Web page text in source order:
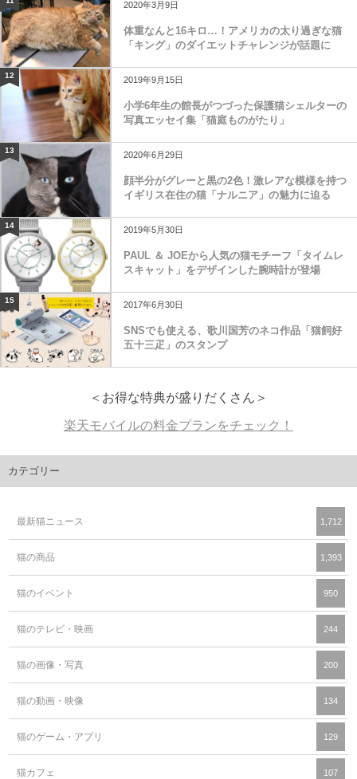
2020年3月9日
体重なんと16キロ…！アメリカの太り過ぎな猫
「キング」のダイエットチャレンジが話題に
12 2019年9月15日
小学6年生の館長がつづった保護猫シェルターの
写真エッセイ集「猫庭ものがたり」
13 2020年6月29日
顔半分がグレーと黒の2色！激レアな模様を持つ
イギリス在住の猫「ナルニア」の魅力に迫る
14 2019年5月30日
PAUL ＆ JOEから人気の猫モチーフ「タイムレ
スキャット」をデザインした腕時計が登場
15 2017年6月30日
SNSでも使える、歌川国芳のネコ作品「猫飼好
五十三疋」のスタンプ
＜お得な特典が盛りだくさん＞
楽天モバイルの料金プランをチェック！
カテゴリー
最新猫ニュース 1,712
猫の商品 1,393
猫のイベント 950
猫のテレビ・映画 244
猫の画像・写真 200
猫の動画・映像 134
猫のゲーム・アプリ 129
猫カフェ 107